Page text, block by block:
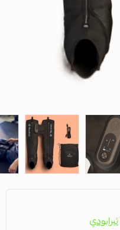
ثيرابودي